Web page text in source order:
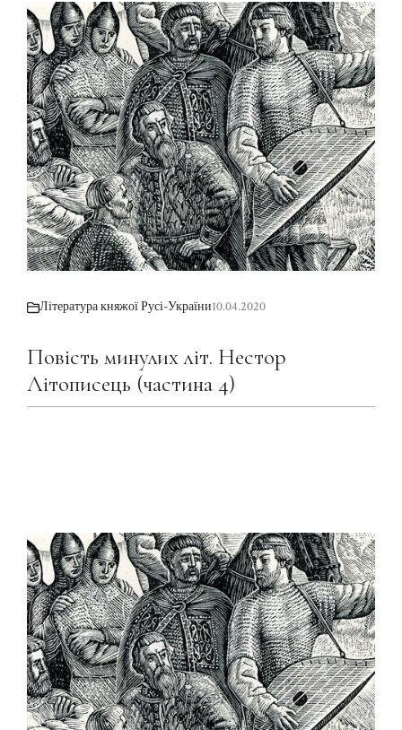
Література княжої Русі-України10.04.2020
Повість минулих літ. Нестор
Літописець (частина 4)